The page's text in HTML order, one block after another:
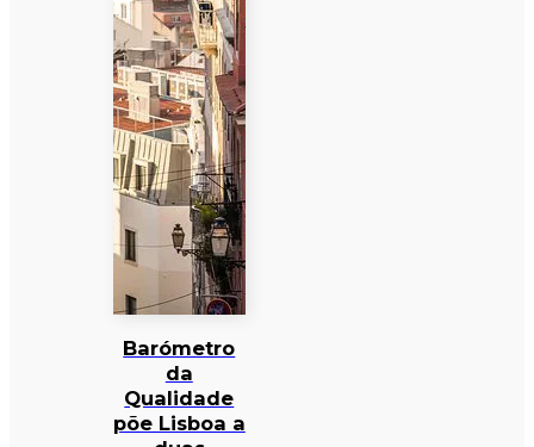
Barómetro
da
Qualidade
põe Lisboa a